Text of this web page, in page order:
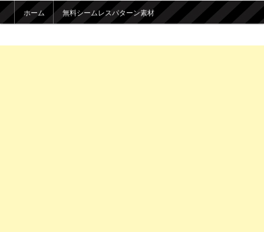
メインメニュー
メインコンテンツへ移動
サブコンテンツへ移動
ホーム 無料シームレスパターン素材